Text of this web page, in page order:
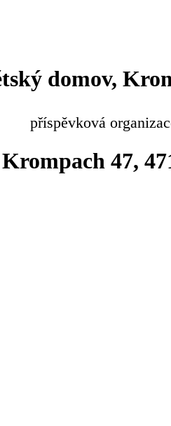
domov,
příspěvková
Krompach 47,